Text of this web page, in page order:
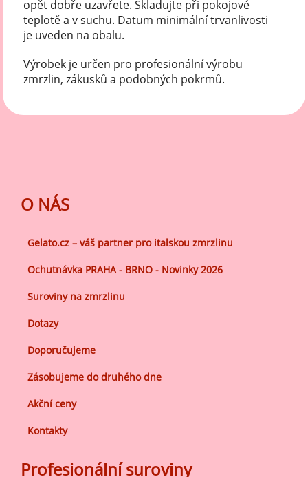
opět dobře uzavřete. Skladujte při pokojové
teplotě a v suchu. Datum minimální trvanlivosti
je uveden na obalu.
Výrobek je určen pro profesionální výrobu
zmrzlin, zákusků a podobných pokrmů.
O NÁS
Gelato.cz – váš partner pro italskou zmrzlinu
Ochutnávka PRAHA - BRNO - Novinky 2026
Suroviny na zmrzlinu
Dotazy
Doporučujeme
Zásobujeme do druhého dne
Akční ceny
Kontakty
Profesionální suroviny